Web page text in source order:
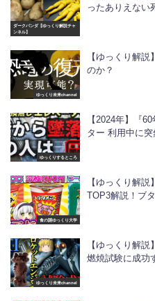
ダークパンダ【ゆっくり解説チャ
ンネル】
ったありえない
ゆっくり未来channel
【ゆっくり解
のか？
ゆっくりするところ
【2024年】『
ター 利用中に突
食の謎ゆっくり大学
【ゆっくり解
TOP3解説！ブ
ゆっくり未来channel
【ゆっくり解
燃焼試験に成功